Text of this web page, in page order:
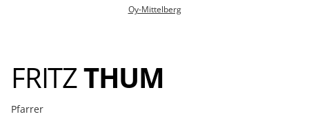
Oy-Mittelberg
FRITZTHUM
Pfarrer